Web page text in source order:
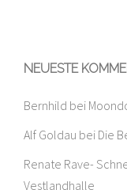
NEUESTE
Bernhild bei
Alf Goldau bei Die
Renate Rave-
Vestlandhalle